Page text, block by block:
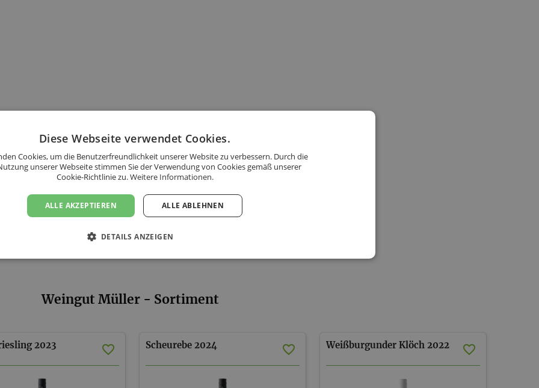
Flaschen ein
Weingut Müller - Sortiment
2023 Scheurebe 2024 Weißburgunder Klöch 2022
Diese Webseite verwendet Cookies.
Cookies, um die Benutzerfreundlichkeit unserer Website zu verbessern. Durch die
unserer Webseite stimmen Sie der Verwendung von Cookies gemäß unserer
Cookie-Richtlinie zu.Weitere Informationen.
ALLE AKZEPTIEREN ALLE ABLEHNEN
DETAILS ANZEIGEN